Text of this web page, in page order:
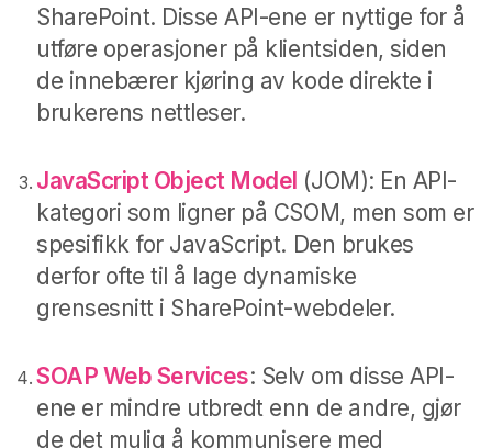
SharePoint. Disse API-ene er nyttige for å
utføre operasjoner på klientsiden, siden
de innebærer kjøring av kode direkte i
brukerens nettleser.
JavaScript Object Model (JOM): En API-
kategori som ligner på CSOM, men som er
spesifikk for JavaScript. Den brukes
derfor ofte til å lage dynamiske
grensesnitt i SharePoint-webdeler.
SOAP Web Services: Selv om disse API-
ene er mindre utbredt enn de andre, gjør
de det mulig å kommunisere med